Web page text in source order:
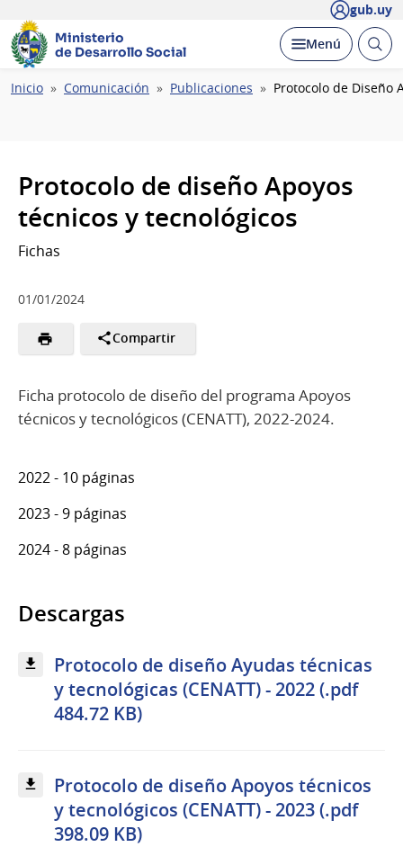
gub.uy
Ministerio
de Desarrollo Social
Desplegar
Menú Abrir
Ruta
Inicio Comunicación Publicaciones Protocolo de Diseño
Protocolo de diseño Apoyos
técnicos y tecnológicos
Fichas
01/01/2024
Compartir
Ficha protocolo de diseño del programa Apoyos
técnicos y tecnológicos (CENATT), 2022-2024.
2022 - 10 páginas
2023 - 9 páginas
2024 - 8 páginas
Descargas
Protocolo de diseño Ayudas técnicas
y tecnológicas (CENATT) - 2022 (.pdf
484.72 KB)
Protocolo de diseño Apoyos técnicos
y tecnológicos (CENATT) - 2023 (.pdf
398.09 KB)